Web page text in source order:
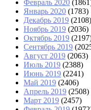
Февраль 2020
Январь 2020 (1783)
Декабрь 2019 (2108)
Ноябрь 2019 (2036)
Октябрь 2019
Сентябрь 2019
Август 2019 (2063)
Июль 2019 (2388)
Июнь 2019 (2241)
Май 2019 (2406)
Апрель 2019 (2508)
Март 2019 (2457)